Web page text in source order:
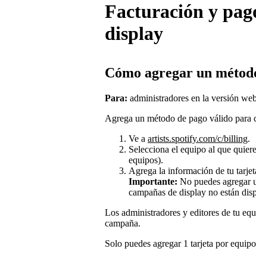
Facturación y
display
Cómo agregar un
Para: administradores en la versión
Agrega un método de pago válido para
Ve a artists.spotify.com/c/billing.
Selecciona el equipo al que
equipos).
Agrega la información de tu
Importante: No puedes agregar
campañas de display no están
Los administradores y editores de tu
campaña.
Solo puedes agregar 1 tarjeta por